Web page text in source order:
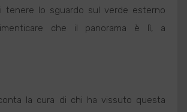
tenere lo sguardo sul verde esterno
che il panorama è lì, a
la cura di chi ha vissuto questa